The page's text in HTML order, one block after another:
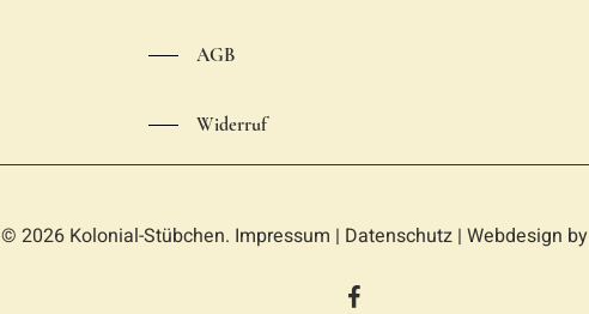
AGB
Widerruf
© 2026 Kolonial-Stübchen. Impressum | Datenschutz| Webdesign by
facebook